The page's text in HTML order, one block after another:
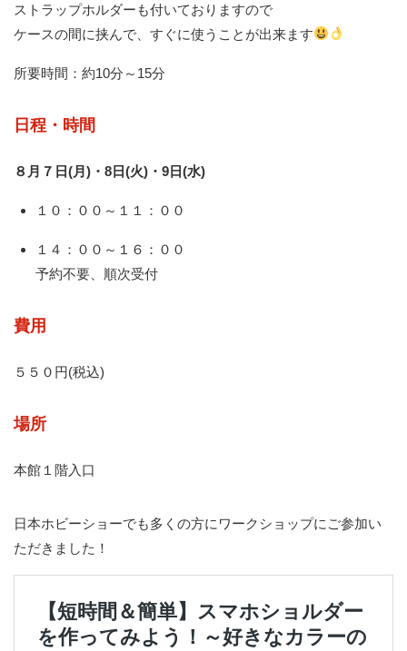
ストラップホルダーも付いておりますので
ケースの間に挟んで、すぐに使うことが出来ます
所要時間：約10分～15分
日程・時間
８月７日(月)・8日(火)・9日(水)
１０：００～１１：００
１４：００～１６：００
予約不要、順次受付
費用
５５０円(税込)
場所
本館１階入口
日本ホビーショーでも多くの方にワークショップにご参加い
ただきました！